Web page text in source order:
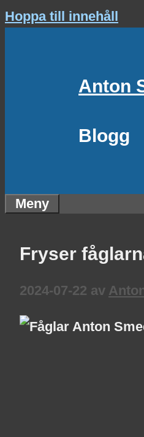
Hoppa till innehåll
Anton
Blogg
Meny
Fryser
2024-07-22 av